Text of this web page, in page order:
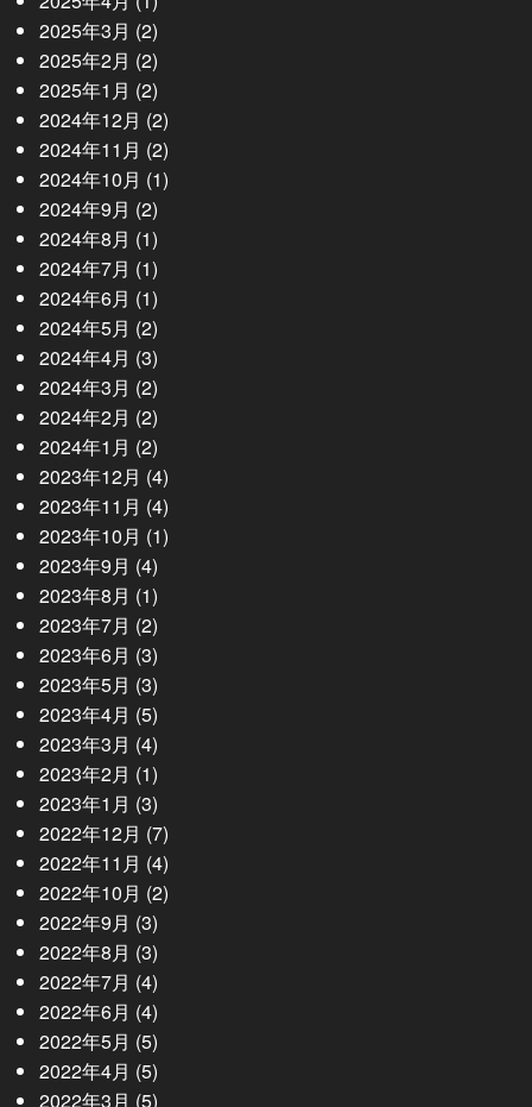
2025年3月 (2)
2025年2月 (2)
2025年1月 (2)
2024年12月 (2)
2024年11月 (2)
2024年10月 (1)
2024年9月 (2)
2024年8月 (1)
2024年7月 (1)
2024年6月 (1)
2024年5月 (2)
2024年4月 (3)
2024年3月 (2)
2024年2月 (2)
2024年1月 (2)
2023年12月 (4)
2023年11月 (4)
2023年10月 (1)
2023年9月 (4)
2023年8月 (1)
2023年7月 (2)
2023年6月 (3)
2023年5月 (3)
2023年4月 (5)
2023年3月 (4)
2023年2月 (1)
2023年1月 (3)
2022年12月 (7)
2022年11月 (4)
2022年10月 (2)
2022年9月 (3)
2022年8月 (3)
2022年7月 (4)
2022年6月 (4)
2022年5月 (5)
2022年4月 (5)
2022年3月 (5)